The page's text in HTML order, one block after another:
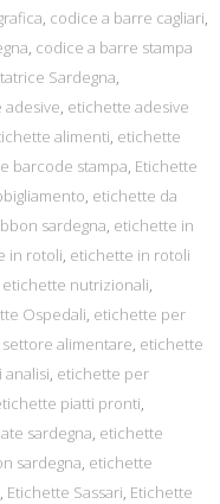
, codice a barre cagliari,
, codice a barre stampa
Sardegna,
, etichette adesive
alimenti, etichette
barcode stampa, Etichette
, etichette da
sardegna, etichette in
in rotoli, etichette in rotoli
etichette nutrizionali,
Ospedali, etichette per
alimentare, etichette
, etichette per
piatti pronti,
sardegna, etichette
sardegna, etichette
, Etichette Sassari, Etichette